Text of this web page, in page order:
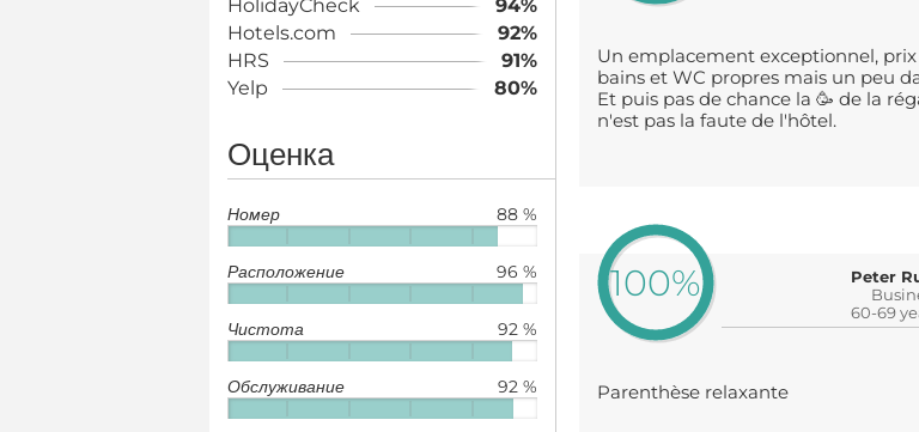
HolidayCheck
94%
Hotels.com
92%
HRS
91%
Yelp
80%
Оценка
88 %
Номер
96 %
Расположение
92 %
Чистота
92 %
Обслуживание
Un emplacement exceptionnel,
bains et WC propres mais un peu
Et puis pas de chance la 🥳 de la
n'est pas la faute de l'hôtel.
100%
Peter
60-69
Parenthèse relaxante